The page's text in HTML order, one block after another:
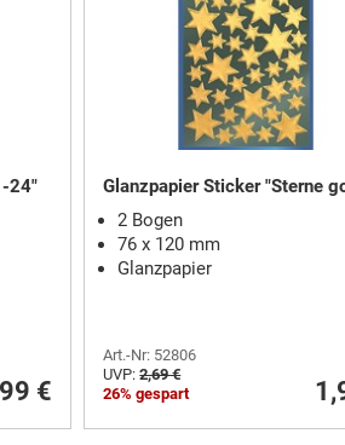
24"
€
Glanzpapier Sticker "Sterne
2 Bogen
76 x 120 mm
Glanzpapier
Art.-Nr: 52806
UVP:2,69 €
26% gespart